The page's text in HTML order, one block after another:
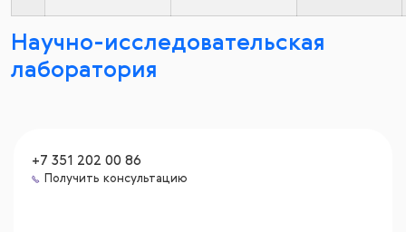
Научно-исследовательская
лаборатория
+7 351 202 00 86
Получить консультацию